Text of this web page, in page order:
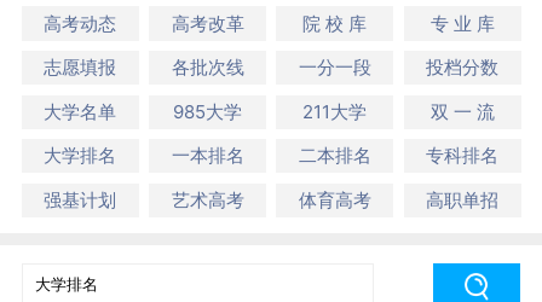
高考动态 高考改革 院 校 库
专 业 库
志愿填报
各批次线 一分一段
投档分数
大学名单
985大学 211大学
双 一 流
大学排名
一本排名 二本排名
专科排名
强基计划
艺术高考 体育高考 高职单招